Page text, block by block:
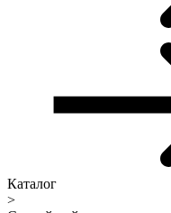
Каталог
>